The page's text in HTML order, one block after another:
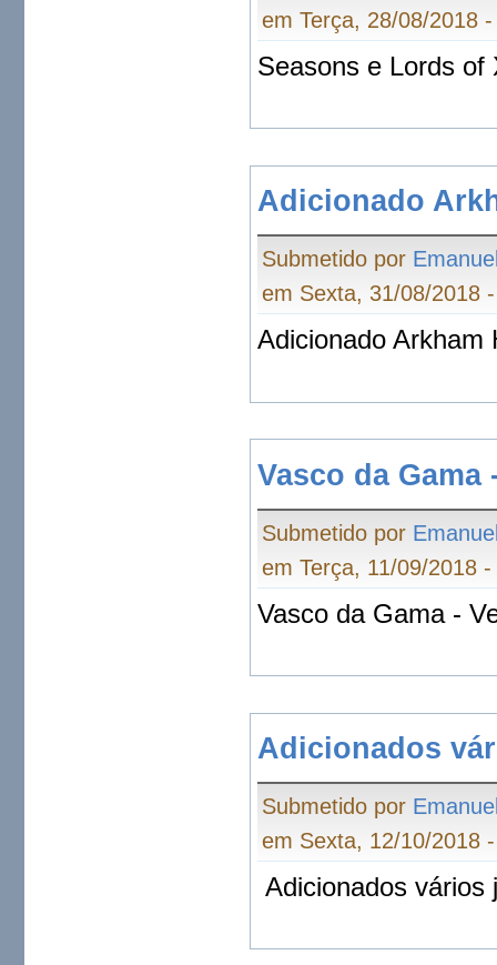
em Terça, 28/08/2018
Seasons e Lords of
Adicionado
Submetido por
em Sexta, 31/08/2018
Adicionado Arkham
Vasco da Gama
Submetido por
em Terça, 11/09/2018
Vasco da Gama -
Adicionados
Submetido por
em Sexta, 12/10/2018
Adicionados vários